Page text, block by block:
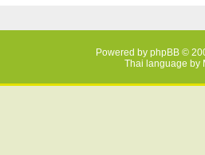
Powered by phpBB ©
Thai language by